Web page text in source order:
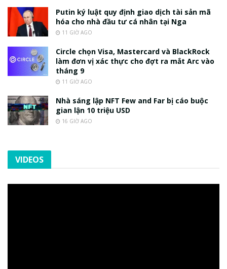
Putin ký luật quy định giao dịch tài sản mã
hóa cho nhà đầu tư cá nhân tại Nga
11 GIỜ AGO
Circle chọn Visa, Mastercard và BlackRock
làm đơn vị xác thực cho đợt ra mắt Arc vào
tháng 9
11 GIỜ AGO
Nhà sáng lập NFT Few and Far bị cáo buộc
gian lận 10 triệu USD
16 GIỜ AGO
VIDEOS